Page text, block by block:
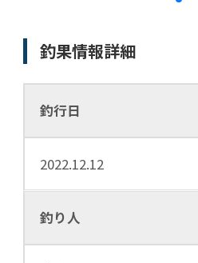
釣果情報詳細
釣行日
2022.12.12
釣り人